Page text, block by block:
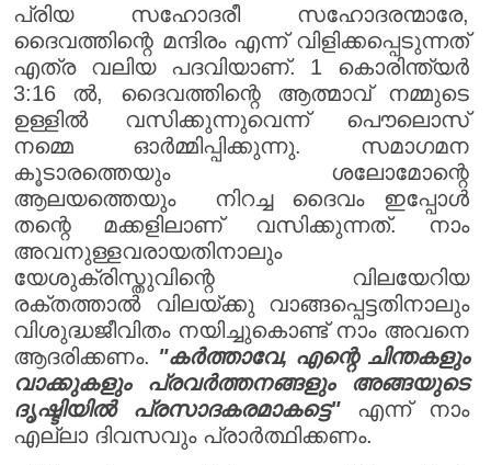
പ്രിയ സഹോദരീ സഹോദരന്മാരേ,
ദൈവത്തിന്റെ മന്ദിരം എന്ന് വിളിക്കപ്പെടുന്നത്
എത്ര വലിയ പദവിയാണ്. 1 കൊരിന്ത്യർ
3:16 ൽ, ദൈവത്തിന്റെ ആത്മാവ് നമ്മുടെ
ഉള്ളിൽ വസിക്കുന്നുവെന്ന് പൌലൊസ്
നമ്മെ ഓർമ്മിപ്പിക്കുന്നു. സമാഗമന
കൂടാരത്തെയും ശലോമോന്റെ
ആലയത്തെയും നിറച്ച ദൈവം ഇപ്പോൾ
തന്റെ മക്കളിലാണ് വസിക്കുന്നത്. നാം
അവനുള്ളവരായതിനാലും
യേശുക്രിസ്തുവിന്റെ വിലയേറിയ
രക്തത്താൽ വിലയ്ക്കു വാങ്ങപ്പെട്ടതിനാലും
വിശുദ്ധജീവിതം നയിച്ചുകൊണ്ട് നാം അവനെ
ആദരിക്കണം. "കർത്താവേ, എന്റെ ചിന്തകളും
വാക്കുകളും പ്രവർത്തനങ്ങളും അങ്ങയുടെ
ദൃഷ്ടിയിൽ പ്രസാദകരമാകട്ടെ"എന്ന് നാം
എല്ലാ ദിവസവും പ്രാർത്ഥിക്കണം.